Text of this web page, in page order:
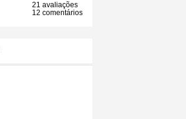
21 avaliações
12 comentários